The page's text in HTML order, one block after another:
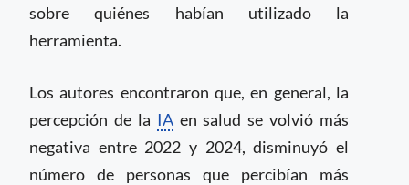
sobre quiénes habían utilizado la
herramienta.
Los autores encontraron que, en general, la
percepción de la IAen salud se volvió más
negativa entre 2022 y 2024, disminuyó el
número de personas que percibían más